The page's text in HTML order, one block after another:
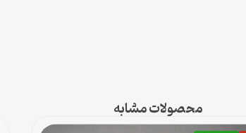
محصولات مشابه